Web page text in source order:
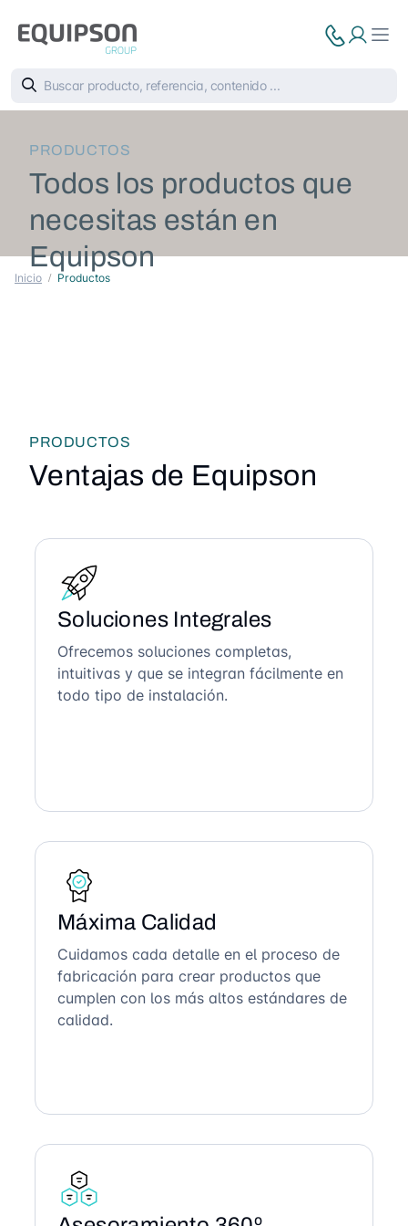
PRODUCTOS
Todos los productos que
necesitas están en
Equipson
Inicio Productos
PRODUCTOS
Ventajas de Equipson
Soluciones Integrales
Ofrecemos soluciones completas,
intuitivas y que se integran fácilmente en
todo tipo de instalación.
Máxima Calidad
Cuidamos cada detalle en el proceso de
fabricación para crear productos que
cumplen con los más altos estándares de
calidad.